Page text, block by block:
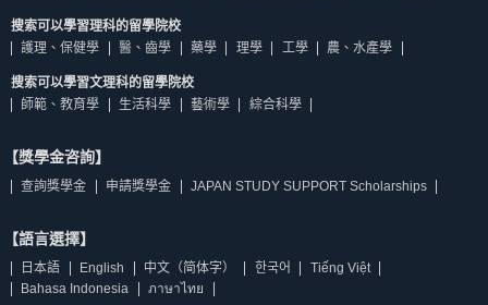
搜索可以學習理科的留學院校
護理、保健學
醫、齒學 藥學 理學 工學 農、水產學
搜索可以學習文理科的留學院校
師範、教育學
生活科學 藝術學 綜合科學
【獎學金咨詢】
查詢獎學金 申請獎學金 JAPAN STUDY SUPPORT Scholarships
【語言選擇】
日本語 English 中文（简体字） 한국어
Tiếng Việt
Bahasa Indonesia
ภาษาไทย